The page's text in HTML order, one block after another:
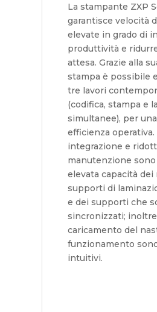
La stampante ZXP
garantisce velocità
elevate in grado di
produttività e
attesa. Grazie alla
stampa è possibile
tre lavori
(codifica, stampa e
simultanee), per
efficienza
integrazione e
manutenzione
elevata capacità dei
supporti di
e dei supporti che
sincronizzati;
caricamento del
funzionamento
intuitivi.